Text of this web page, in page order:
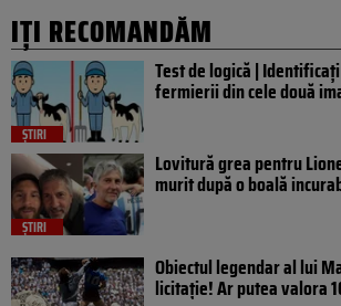
IȚI RECOMANDĂM
ȘTIRI
Test de logică |
fermierii din cele două
ȘTIRI
Lovitură grea pentru
murit după o boală
Obiectul legendar al lui
licitație! Ar putea valora